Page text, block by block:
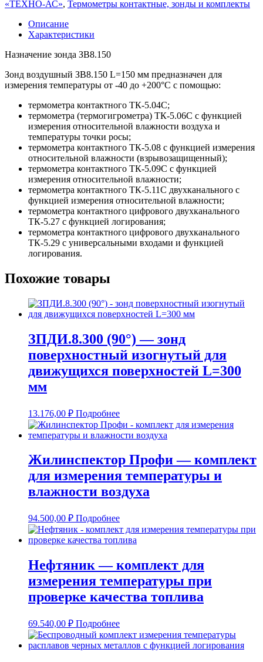
«ТЕХНО-АС», Термометры контактные, зонды и комплекты
Описание
Характеристики
Назначение зонда ЗВ8.150
Зонд воздушный ЗВ8.150 L=150 мм предназначен для
измерения температуры от -40 до +200°С с помощью:
термометра контактного ТК-5.04С;
термометра (термогигрометра) ТК-5.06С с функцией
измерения относительной влажности воздуха и
температуры точки росы;
термометра контактного ТК-5.08 с функцией измерения
относительной влажности (взрывозащищенный);
термометра контактного ТК-5.09С с функцией
измерения относительной влажности;
термометра контактного ТК-5.11С двухканального с
функцией измерения относительной влажности;
термометра контактного цифрового двухканального
ТК-5.27 с функцией логирования;
термометра контактного цифрового двухканального
ТК-5.29 с универсальными входами и функцией
логирования.
Похожие товары
ЗПДИ.8.300 (90°) — зонд
поверхностный изогнутый для
движущихся поверхностей L=300
мм
13.176,00 ₽ Подробнее
Жилинспектор Профи — комплект
для измерения температуры и
влажности воздуха
94.500,00 ₽ Подробнее
Нефтяник — комплект для
измерения температуры при
проверке качества топлива
69.540,00 ₽ Подробнее